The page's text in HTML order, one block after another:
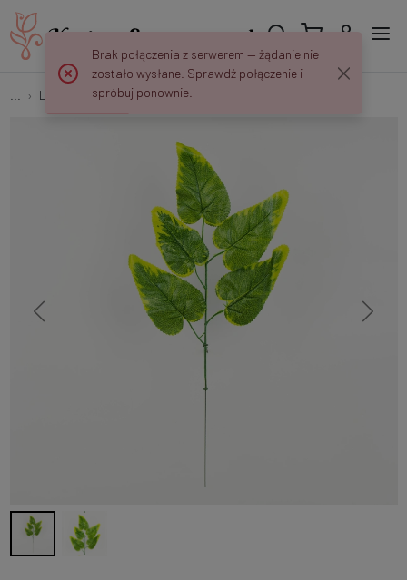
Liście "Jedynki" (1x5) Liść x5 SE547
Brak połączenia z serwerem — żądanie nie
zostało wysłane. Sprawdź połączenie i
spróbuj ponownie.